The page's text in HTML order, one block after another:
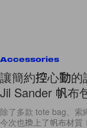
Accessories
讓簡約控心動
Jil Sander 帆布
除了多款 tote bag、索
今次也換上了帆布材質！